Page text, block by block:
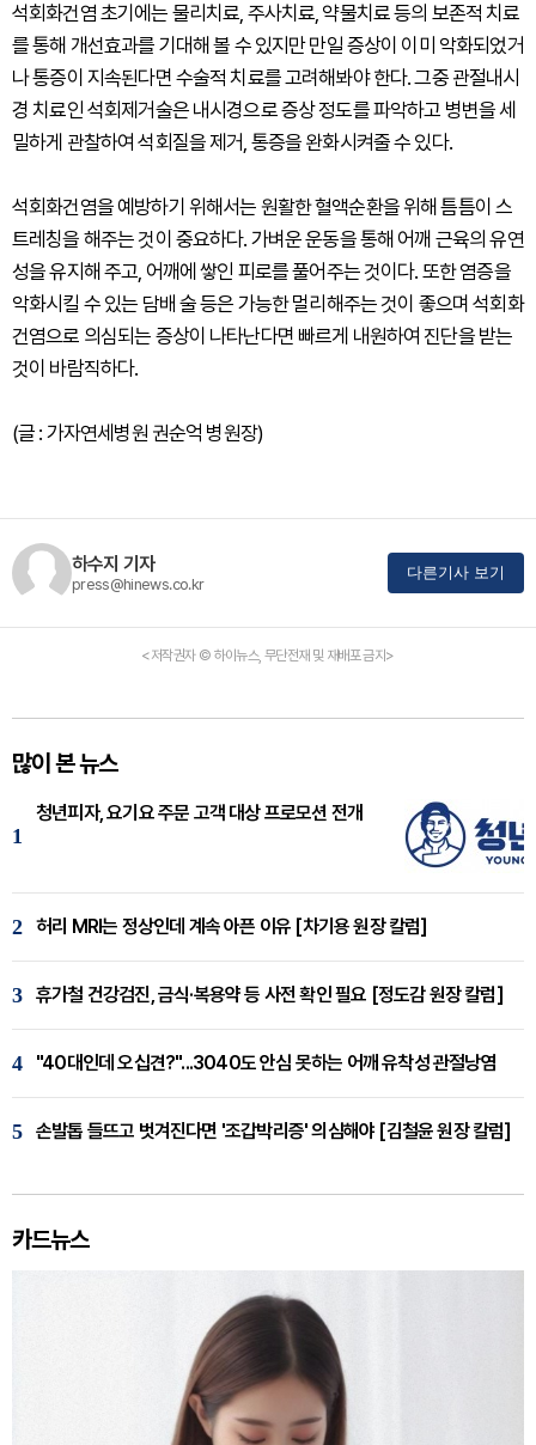
석회화건염 초기에는 물리치료, 주사치료, 약물치료 등의 보존적 치료
를 통해 개선효과를 기대해 볼 수 있지만 만일 증상이 이미 악화되었거
나 통증이 지속된다면 수술적 치료를 고려해봐야 한다. 그중 관절내시
경 치료인 석회제거술은 내시경으로 증상 정도를 파악하고 병변을 세
밀하게 관찰하여 석회질을 제거, 통증을 완화시켜줄 수 있다.
석회화건염을 예방하기 위해서는 원활한 혈액순환을 위해 틈틈이 스
트레칭을 해주는 것이 중요하다. 가벼운 운동을 통해 어깨 근육의 유연
성을 유지해 주고, 어깨에 쌓인 피로를 풀어주는 것이다. 또한 염증을
악화시킬 수 있는 담배 술 등은 가능한 멀리해주는 것이 좋으며 석회화
건염으로 의심되는 증상이 나타난다면 빠르게 내원하여 진단을 받는
것이 바람직하다.
(글 : 가자연세병원 권순억 병원장)
하수지 기자
press@hinews.co.kr
다른기사 보기
<저작권자 © 하이뉴스, 무단전재 및 재배포 금지>
많이 본 뉴스
1
청년피자, 요기요 주문 고객 대상 프로모션 전개
2 허리 MRI는 정상인데 계속 아픈 이유 [차기용 원장 칼럼]
3 휴가철 건강검진, 금식·복용약 등 사전 확인 필요 [정도감 원장 칼럼]
4 "40대인데 오십견?"...3040도 안심 못하는 어깨 유착성 관절낭염
5 손발톱 들뜨고 벗겨진다면 '조갑박리증' 의심해야 [김철윤 원장 칼럼]
카드뉴스